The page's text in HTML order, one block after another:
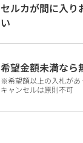
セルカが間に入り
い
希望金額未満なら
※希望額以上の入札があ
キャンセルは原則不可